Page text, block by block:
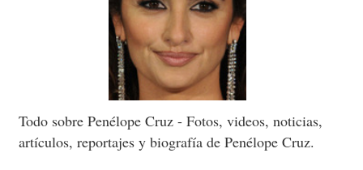
Todo sobre Penélope Cruz - Fotos, videos, noticias,
artículos, reportajes y biografía de Penélope Cruz.